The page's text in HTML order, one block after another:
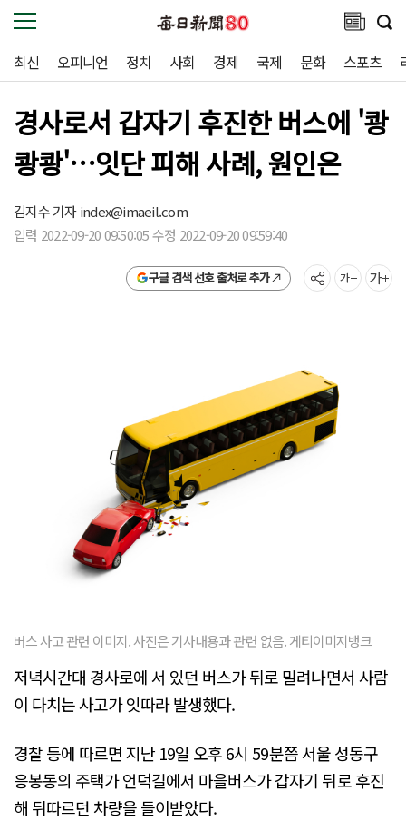
최신 오피니언 정치 사회 경제 국제 문화 스포츠
경사로서 갑자기 후진한 버스에 '쾅
쾅쾅'…잇단 피해 사례, 원인은
김지수 기자index@imaeil.com
입력 2022-09-20 09:50:05 수정 2022-09-20 09:59:40
구글 검색 선호 출처로 추가
버스 사고 관련 이미지. 사진은 기사내용과 관련 없음. 게티이미지뱅크
저녁시간대 경사로에 서 있던 버스가 뒤로 밀려나면서 사람
이 다치는 사고가 잇따라 발생했다.
경찰 등에 따르면 지난 19일 오후 6시 59분쯤 서울 성동구
응봉동의 주택가 언덕길에서 마을버스가 갑자기 뒤로 후진
해 뒤따르던 차량을 들이받았다.